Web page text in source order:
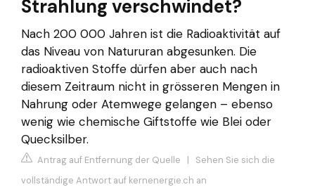
Strahlung verschwindet?
Nach 200 000 Jahren ist die Radioaktivität auf
das Niveau von Natururan abgesunken. Die
radioaktiven Stoffe dürfen aber auch nach
diesem Zeitraum nicht in grösseren Mengen in
Nahrung oder Atemwege gelangen – ebenso
wenig wie chemische Giftstoffe wie Blei oder
Quecksilber.
Antrag auf Entfernung der Quelle | Sehen Sie sich die
vollständige Antwort auf kernenergie.ch an